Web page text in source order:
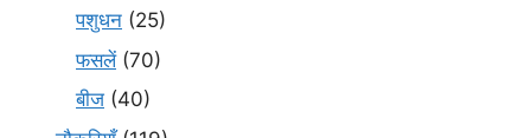
पशुधन (25)
फसलें(70)
बीज (40)